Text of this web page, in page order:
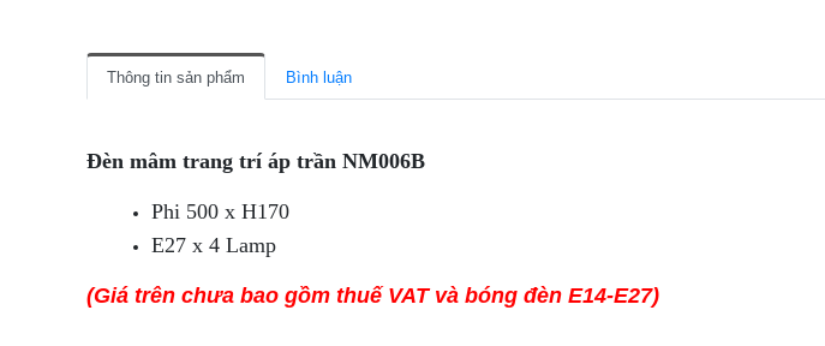
Thông tin sản phẩm Bình luận
Đèn mâm trang trí áp trần NM006B
Phi 500 x H170
E27 x 4 Lamp
(Giá trên chưa bao gồm thuế VAT và bóng đèn E14-E27)